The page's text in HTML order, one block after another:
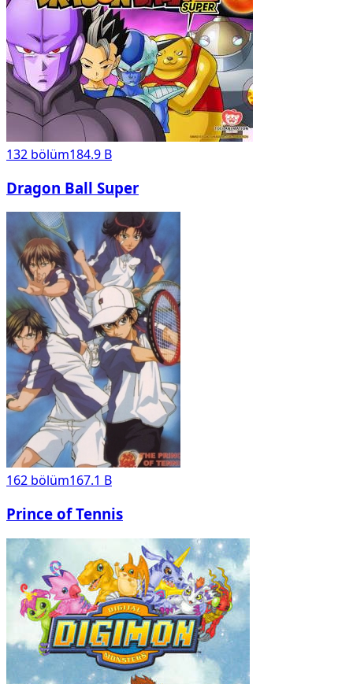
132 bölüm184.9 B
Dragon Ball Super
162 bölüm167.1 B
Prince of Tennis